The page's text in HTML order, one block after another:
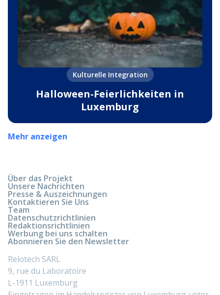
Kulturelle Integration
Halloween-Feierlichkeiten in
Luxemburg
Mehr anzeigen
Über das Projekt
Unsere Nachrichten
Presse & Auszeichnungen
Kontaktieren Sie Uns
Team
Datenschutzrichtlinien
Redaktionsrichtlinien
Werbung bei uns schalten
Abonnieren Sie den Newsletter
Relotech SARL
9, rue du Laboratoire
L-1911 Luxemburg